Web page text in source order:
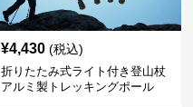
¥4,430 (税込)
折りたたみ式ライト付き登山杖
アルミ製トレッキングポール